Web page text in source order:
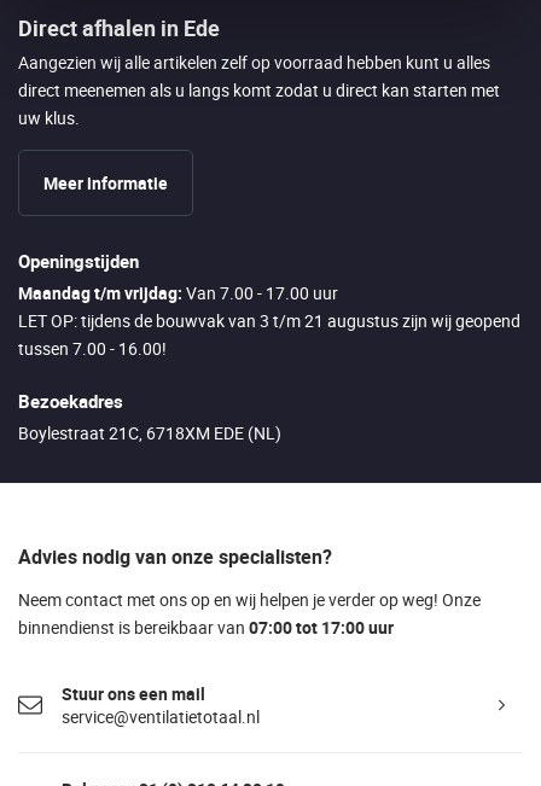
Direct afhalen in Ede
Aangezien wij alle artikelen zelf op voorraad hebben kunt u alles
direct meenemen als u langs komt zodat u direct kan starten met
uw klus.
Meer informatie
Openingstijden
Maandag t/m vrijdag: Van 7.00 - 17.00 uur
LET OP: tijdens de bouwvak van 3 t/m 21 augustus zijn wij geopend
tussen 7.00 - 16.00!
Bezoekadres
Boylestraat 21C, 6718XM EDE (NL)
Advies nodig van onze specialisten?
Neem contact met ons op en wij helpen je verder op weg! Onze
binnendienst is bereikbaar van 07:00 tot 17:00 uur
Stuur ons een mail
service@ventilatietotaal.nl